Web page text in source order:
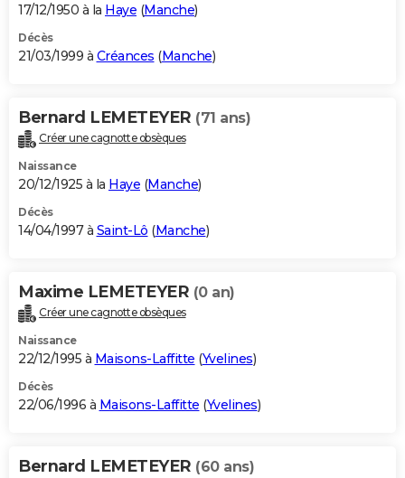
17/12/1950 à la Haye (Manche)
Décès
21/03/1999 à Créances (Manche)
Bernard LEMETEYER (71 ans)
Créer une cagnotte obsèques
Naissance
20/12/1925 à la Haye (Manche)
Décès
14/04/1997 à Saint-Lô (Manche)
Maxime LEMETEYER (0 an)
Créer une cagnotte obsèques
Naissance
22/12/1995 à Maisons-Laffitte (Yvelines)
Décès
22/06/1996 à Maisons-Laffitte (Yvelines)
Bernard LEMETEYER (60 ans)